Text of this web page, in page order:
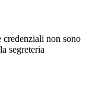
credenziali non sono
segreteria